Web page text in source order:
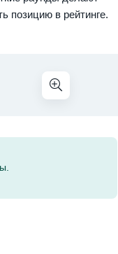
позицию в рейтинге.